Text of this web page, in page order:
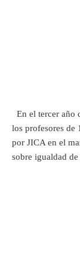
En el tercer año
los profesores de
por JICA en el
sobre igualdad